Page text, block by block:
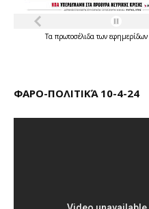
Τα πρωτοσέλιδατων εφημερίδων
ΦΑΡΟ-ΠΟΛΙΤΙΚΆ 10-4-24